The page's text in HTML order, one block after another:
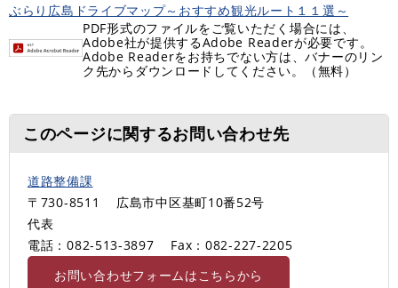
ぶらり広島ドライブマップ～おすすめ観光ルート１１選～
PDF形式のファイルをご覧いただく場合には、
Adobe社が提供するAdobe Readerが必要です。
Adobe Readerをお持ちでない方は、バナーのリン
ク先からダウンロードしてください。（無料）
このページに関するお問い合わせ先
道路整備課
〒730-8511
広島市中区基町10番52号
代表
電話：082-513-3897
Fax：082-227-2205
お問い合わせフォームはこちらから